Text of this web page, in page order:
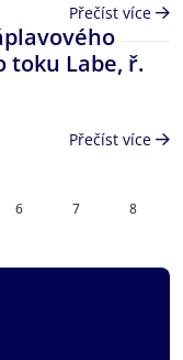
Přečíst více
toku Labe, ř.
Přečíst více
Page
6 Page
7 Page
8